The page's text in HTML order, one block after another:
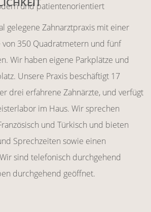
und patientenorientiert
gelegene Zahnarztpraxis mit einer
von 350 Quadratmetern und fünf
Wir haben eigene Parkplätze und
Unsere Praxis beschäftigt 17
drei erfahrene Zahnärzte, und verfügt
im Haus. Wir sprechen
und Türkisch und bieten
Sprechzeiten sowie einen
sind telefonisch durchgehend
durchgehend geöffnet.